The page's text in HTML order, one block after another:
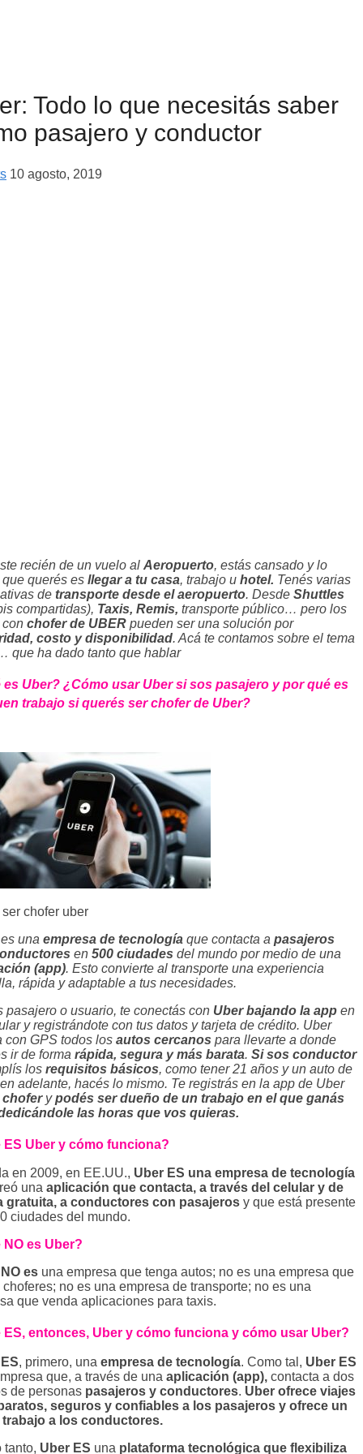
Todo lo que necesitás saber
pasajero y conductor
10 agosto, 2019
recién de un vuelo al Aeropuerto, estás cansado y lo
querés es llegar a tu casa, trabajo u hotel. Tenés varias
de transporte desde el aeropuerto. Desde Shuttles
compartidas), Taxis, Remis, transporte público… pero los
con chofer de UBER pueden ser una solución por
costo y disponibilidad. Acá te contamos sobre el tema
que ha dado tanto que hablar
es Uber? ¿Cómo usar Uber si sos pasajero y por qué es
trabajo si querés ser chofer de Uber?
chofer uber
es una empresa de tecnología que contacta a pasajeros
en 500 ciudades del mundo por medio de una
(app). Esto convierte al transporte una experiencia
rápida y adaptable a tus necesidades.
pasajero o usuario, te conectás con Uber bajando la app en
y registrándote con tus datos y tarjeta de crédito. Uber
con GPS todos los autos cercanos para llevarte a donde
ir de forma rápida, segura y más barata. Si sos conductor
los requisitos básicos, como tener 21 años y un auto de
adelante, hacés lo mismo. Te registrás en la app de Uber
choferypodés ser dueño de un trabajo en el que ganás
las horas que vos quieras.
ES Uber y cómo funciona?
en 2009, en EE.UU., Uber ES una empresa de tecnología
una aplicación que contacta, a través del celular y de
gratuita, a conductores con pasajeros y que está presente
ciudades del mundo.
NO es Uber?
es una empresa que tenga autos; no es una empresa que
choferes; no es una empresa de transporte; no es una
que venda aplicaciones para taxis.
ES, entonces, Uber y cómo funciona y cómo usar Uber?
, primero, una empresa de tecnología. Como tal, Uber ES
que, a través de una aplicación (app), contacta a dos
de personas pasajeros y conductores. Uber ofrece viajes
seguros y confiables a los pasajeros y ofrece un
a los conductores.
tanto, Uber ES una plataforma tecnológica que flexibiliza